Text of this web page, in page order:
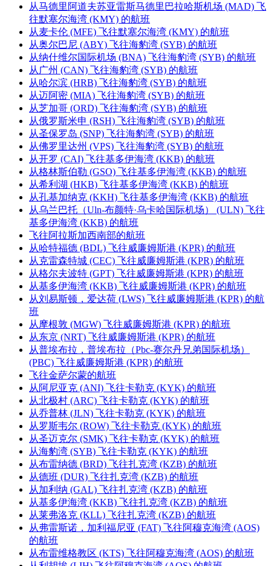
从马德里阿道夫苏亚雷斯马德里巴拉哈斯机场 (MAD) 飞
往默塞尔海湾 (KMY) 的航班
从麦卡伦 (MFE) 飞往默塞尔海湾 (KMY) 的航班
从奥尔巴尼 (ABY) 飞往海豹湾 (SYB) 的航班
从纳什维尔国际机场 (BNA) 飞往海豹湾 (SYB) 的航班
从广州 (CAN) 飞往海豹湾 (SYB) 的航班
从哈尔滨 (HRB) 飞往海豹湾 (SYB) 的航班
从迈阿密 (MIA) 飞往海豹湾 (SYB) 的航班
从芝加哥 (ORD) 飞往海豹湾 (SYB) 的航班
从俄罗斯米申 (RSH) 飞往海豹湾 (SYB) 的航班
从圣保罗岛 (SNP) 飞往海豹湾 (SYB) 的航班
从佛罗里达州 (VPS) 飞往海豹湾 (SYB) 的航班
从开罗 (CAI) 飞往基多伊海湾 (KKB) 的航班
从格林斯伯勒 (GSO) 飞往基多伊海湾 (KKB) 的航班
从希利湖 (HKB) 飞往基多伊海湾 (KKB) 的航班
从孔基加纳克 (KKH) 飞往基多伊海湾 (KKB) 的航班
从乌兰巴托（Uln-布颜特·乌卡哈国际机场） (ULN) 飞往
基多伊海湾 (KKB) 的航班
飞往阿拉斯加西南部的航班
从哈特福德 (BDL) 飞往威廉姆斯港 (KPR) 的航班
从克雷森特城 (CEC) 飞往威廉姆斯港 (KPR) 的航班
从格尔夫波特 (GPT) 飞往威廉姆斯港 (KPR) 的航班
从基多伊海湾 (KKB) 飞往威廉姆斯港 (KPR) 的航班
从刘易斯顿，爱达荷 (LWS) 飞往威廉姆斯港 (KPR) 的航
班
从摩根敦 (MGW) 飞往威廉姆斯港 (KPR) 的航班
从东京 (NRT) 飞往威廉姆斯港 (KPR) 的航班
从普埃布拉，普埃布拉（Pbc-赛尔丹兄弟国际机场）
(PBC) 飞往威廉姆斯港 (KPR) 的航班
飞往金萨尔蒙的航班
从阿尼亚克 (ANI) 飞往卡勒克 (KYK) 的航班
从北极村 (ARC) 飞往卡勒克 (KYK) 的航班
从乔普林 (JLN) 飞往卡勒克 (KYK) 的航班
从罗斯韦尔 (ROW) 飞往卡勒克 (KYK) 的航班
从圣迈克尔 (SMK) 飞往卡勒克 (KYK) 的航班
从海豹湾 (SYB) 飞往卡勒克 (KYK) 的航班
从布雷纳德 (BRD) 飞往扎克湾 (KZB) 的航班
从德班 (DUR) 飞往扎克湾 (KZB) 的航班
从加利纳 (GAL) 飞往扎克湾 (KZB) 的航班
从基多伊海湾 (KKB) 飞往扎克湾 (KZB) 的航班
从莱弗洛克 (KLL) 飞往扎克湾 (KZB) 的航班
从弗雷斯诺，加利福尼亚 (FAT) 飞往阿穆克海湾 (AOS)
的航班
从布雷维格教区 (KTS) 飞往阿穆克海湾 (AOS) 的航班